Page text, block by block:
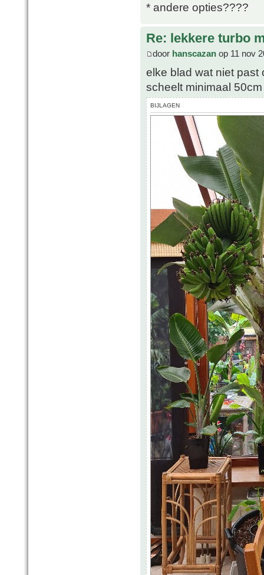
* andere opties????
Re: lekkere turbo
door hanscazan op 11 nov
elke blad wat niet past
scheelt minimaal
BIJLAGEN